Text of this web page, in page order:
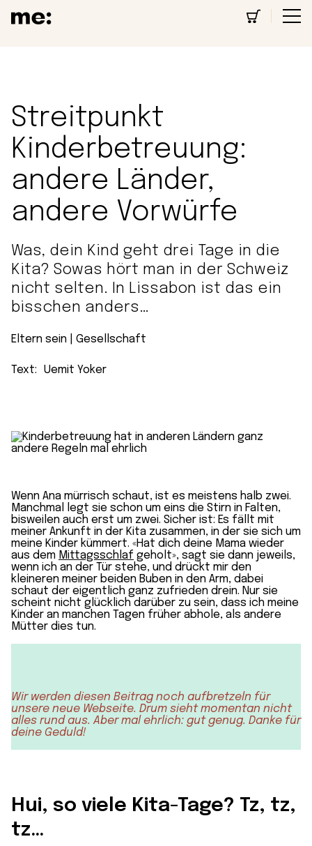
Streitpunkt
Kinderbetreuung:
andere Länder,
andere Vorwürfe
Was, dein Kind geht drei Tage in die
Kita? Sowas hört man in der Schweiz
nicht selten. In Lissabon ist das ein
bisschen anders…
Eltern sein Gesellschaft
Text: Uemit Yoker
Wenn Ana mürrisch schaut, ist es meistens halb zwei.
Manchmal legt sie schon um eins die Stirn in Falten,
bisweilen auch erst um zwei. Sicher ist: Es fällt mit
meiner Ankunft in der Kita zusammen, in der sie sich um
meine Kinder kümmert. «Hat dich deine Mama wieder
aus dem Mittagsschlaf geholt», sagt sie dann jeweils,
wenn ich an der Tür stehe, und drückt mir den
kleineren meiner beiden Buben in den Arm, dabei
schaut der eigentlich ganz zufrieden drein. Nur sie
scheint nicht glücklich darüber zu sein, dass ich meine
Kinder an manchen Tagen früher abhole, als andere
Mütter dies tun.
Wir werden diesen Beitrag noch aufbretzeln für
unsere neue Webseite. Drum sieht momentan nicht
alles rund aus. Aber mal ehrlich: gut genug. Danke für
deine Geduld!
Hui, so viele Kita-Tage? Tz, tz,
tz…